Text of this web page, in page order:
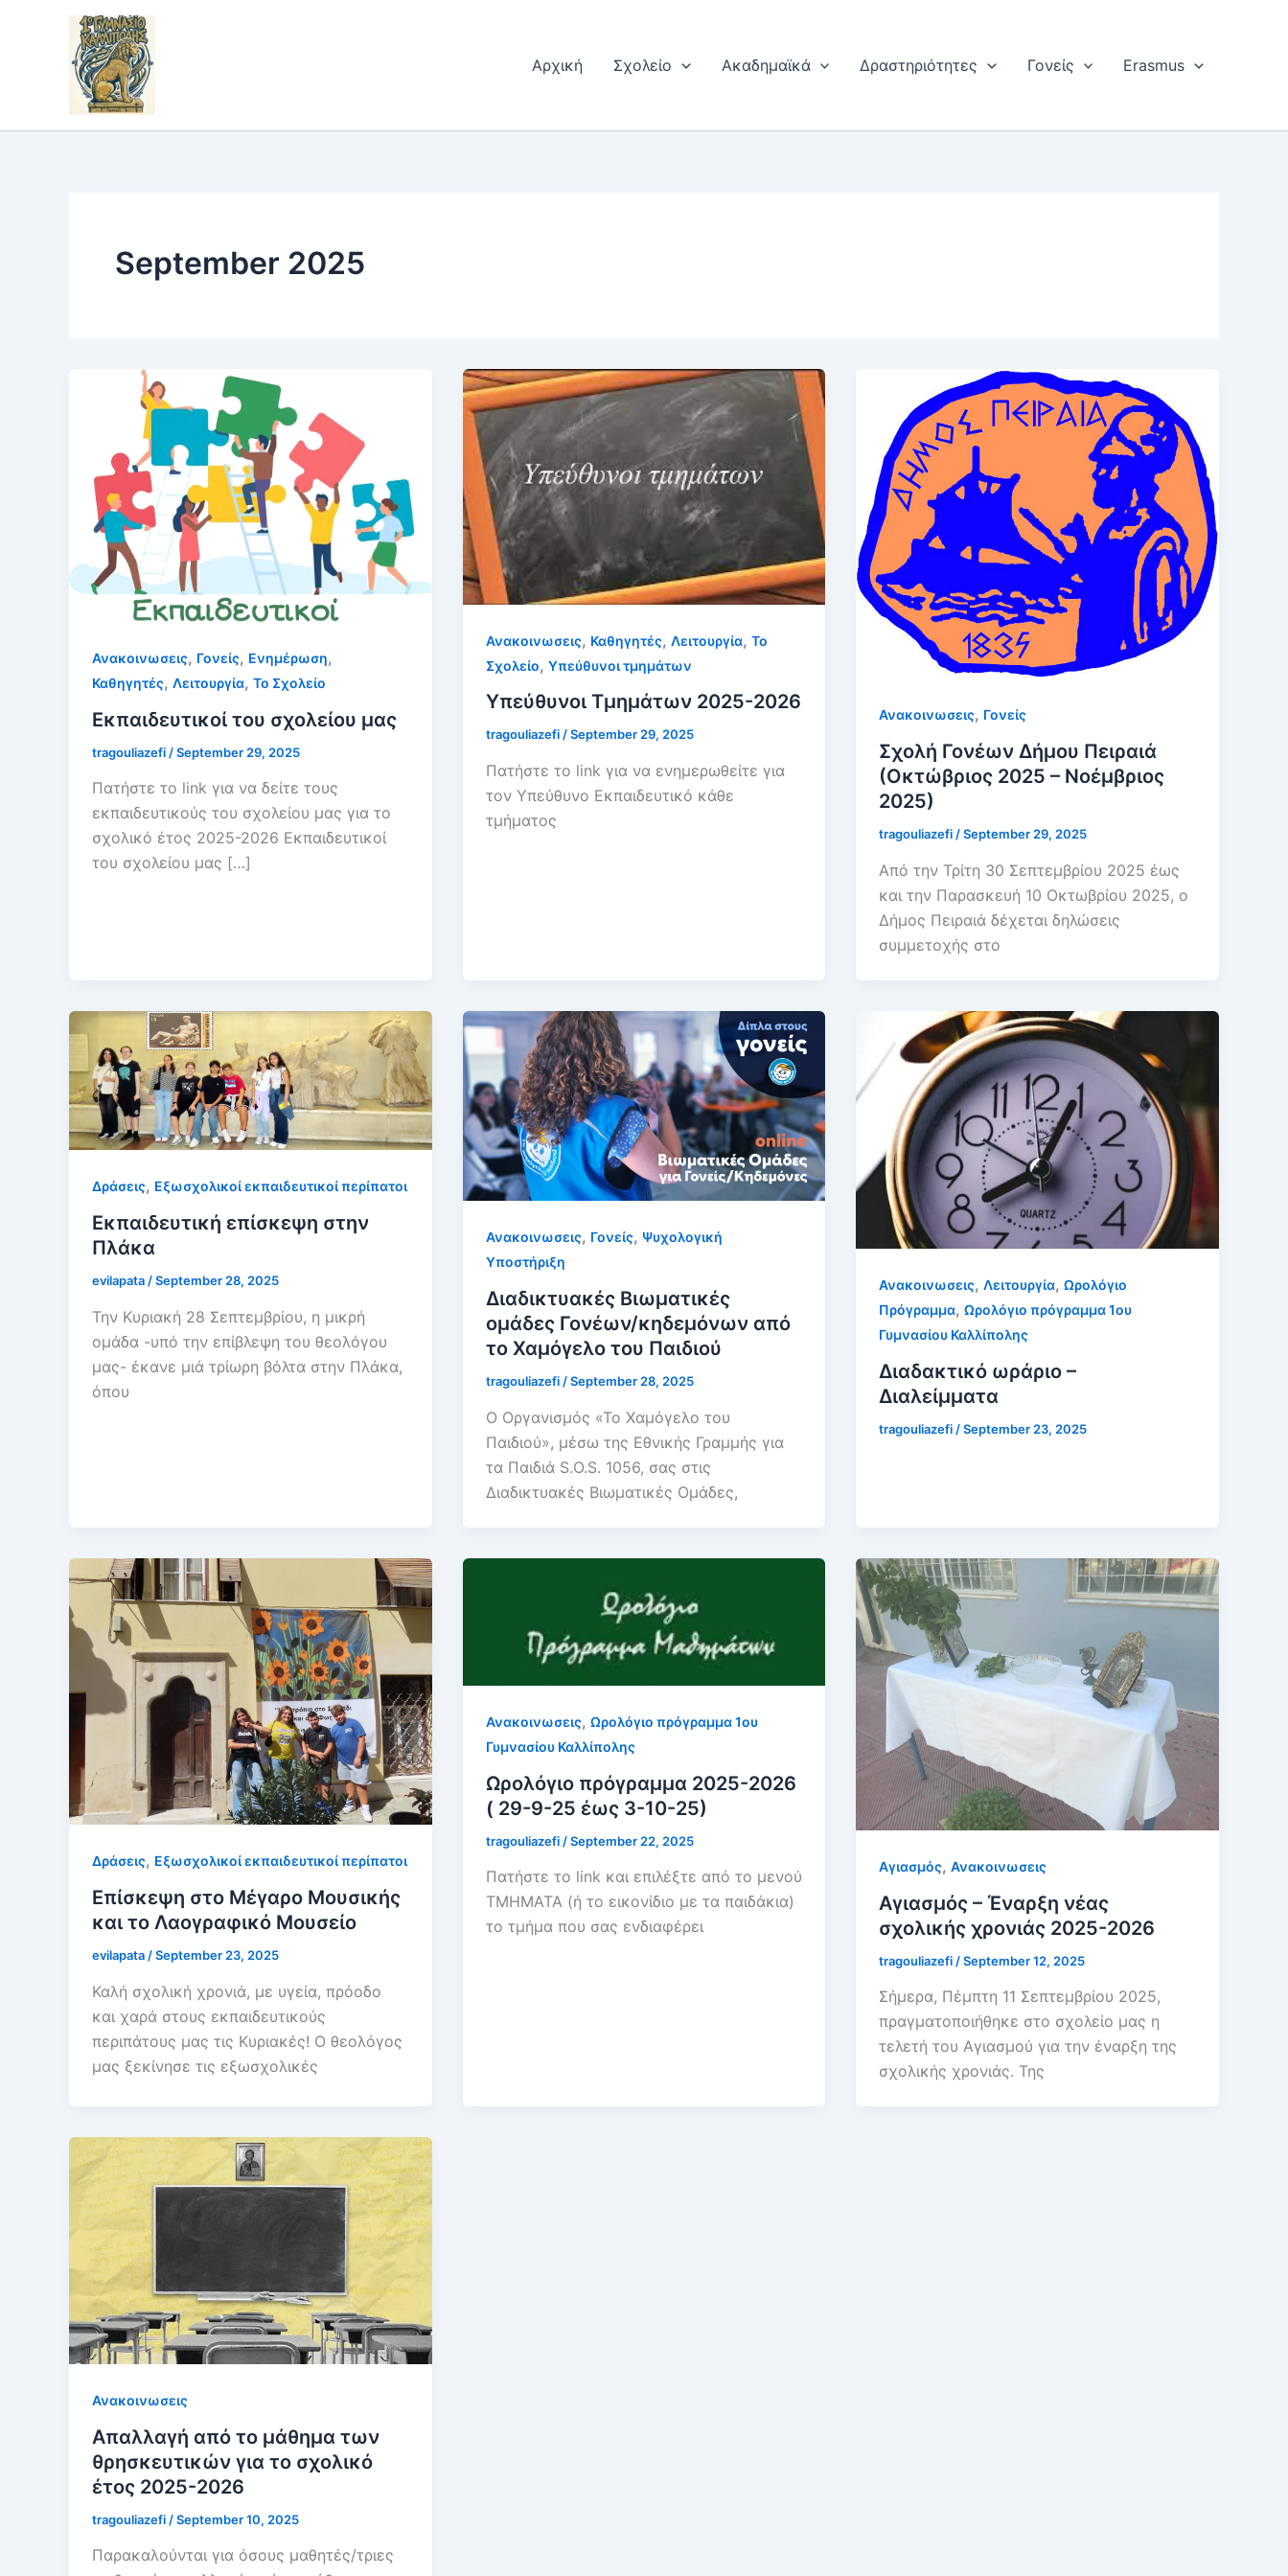
Αρχική Σχολείο Ακαδημαϊκά Δραστηριότητες Γονείς Erasmus
September 2025
Ανακοινωσεις, Γονείς, Ενημέρωση,
Καθηγητές, Λειτουργία, Το Σχολείο
Εκπαιδευτικοί του σχολείου μας
tragouliazefi /September 29, 2025
Πατήστε το link για να δείτε τους
εκπαιδευτικούς του σχολείου μας για το
σχολικό έτος 2025-2026 Εκπαιδευτικοί
του σχολείου μας […]
Ανακοινωσεις, Καθηγητές, Λειτουργία, Το
Σχολείο, Υπεύθυνοι τμημάτων
Υπεύθυνοι Τμημάτων 2025-2026
tragouliazefi/September 29, 2025
Πατήστε το link για να ενημερωθείτε για
τον Υπεύθυνο Εκπαιδευτικό κάθε
τμήματος
Ανακοινωσεις, Γονείς
Σχολή Γονέων Δήμου Πειραιά
(Οκτώβριος 2025 – Νοέμβριος
2025)
tragouliazefi /September 29, 2025
Από την Τρίτη 30 Σεπτεμβρίου 2025 έως
και την Παρασκευή 10 Οκτωβρίου 2025, ο
Δήμος Πειραιά δέχεται δηλώσεις
συμμετοχής στο
Δράσεις, Εξωσχολικοί εκπαιδευτικοί περίπατοι
Εκπαιδευτική επίσκεψη στην
Πλάκα
evilapata /September 28, 2025
Την Κυριακή 28 Σεπτεμβρίου, η μικρή
ομάδα -υπό την επίβλεψη του θεολόγου
μας- έκανε μιά τρίωρη βόλτα στην Πλάκα,
όπου
Ανακοινωσεις, Γονείς, Ψυχολογική
Υποστήριξη
Διαδικτυακές Βιωματικές
ομάδες Γονέων/κηδεμόνων από
το Χαμόγελο του Παιδιού
tragouliazefi/September 28, 2025
Ο Οργανισμός «Το Χαμόγελο του
Παιδιού», μέσω της Εθνικής Γραμμής για
τα Παιδιά S.O.S. 1056, σας στις
Διαδικτυακές Βιωματικές Ομάδες,
Ανακοινωσεις,Λειτουργία,Ωρολόγιο
Πρόγραμμα,Ωρολόγιο πρόγραμμα 1ου
Γυμνασίου Καλλίπολης
Διαδακτικό ωράριο –
Διαλείμματα
tragouliazefi /September 23, 2025
Δράσεις, Εξωσχολικοί εκπαιδευτικοί περίπατοι
Επίσκεψη στο Μέγαρο Μουσικής
και το Λαογραφικό Μουσείο
evilapata /September 23, 2025
Καλή σχολική χρονιά, με υγεία, πρόοδο
και χαρά στους εκπαιδευτικούς
περιπάτους μας τις Κυριακές! Ο θεολόγος
μας ξεκίνησε τις εξωσχολικές
Ανακοινωσεις, Ωρολόγιο πρόγραμμα 1ου
Γυμνασίου Καλλίπολης
Ωρολόγιο πρόγραμμα 2025-2026
( 29-9-25 έως 3-10-25)
tragouliazefi /September 22, 2025
Πατήστε το link και επιλέξτε από το μενού
ΤΜΗΜΑΤΑ (ή το εικονίδιο με τα παιδάκια)
το τμήμα που σας ενδιαφέρει
Αγιασμός,Ανακοινωσεις
Αγιασμός – Έναρξη νέας
σχολικής χρονιάς 2025-2026
tragouliazefi /September 12, 2025
Σήμερα, Πέμπτη 11 Σεπτεμβρίου 2025,
πραγματοποιήθηκε στο σχολείο μας η
τελετή του Αγιασμού για την έναρξη της
σχολικής χρονιάς. Της
Ανακοινωσεις
Απαλλαγή από το μάθημα των
θρησκευτικών για το σχολικό
έτος 2025-2026
tragouliazefi /September 10, 2025
Παρακαλούνται για όσους μαθητές/τριες